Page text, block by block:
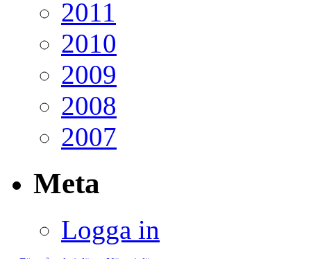
2011
2010
2009
2008
2007
Meta
Logga in